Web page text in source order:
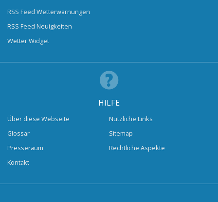
RSS Feed Wetterwarnungen
RSS Feed Neuigkeiten
Wetter Widget
HILFE
Über diese Webseite
Glossar
Presseraum
Kontakt
Nützliche Links
Sitemap
Rechtliche Aspekte